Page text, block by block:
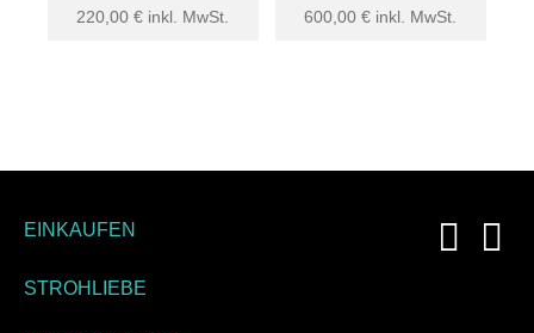
220,00 € inkl. MwSt. 600,00€ inkl. MwSt.
EINKAUFEN
STROHLIEBE